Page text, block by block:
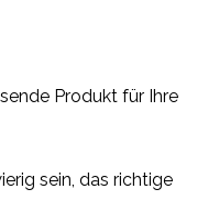
Produkt für Ihre
sein, das richtige